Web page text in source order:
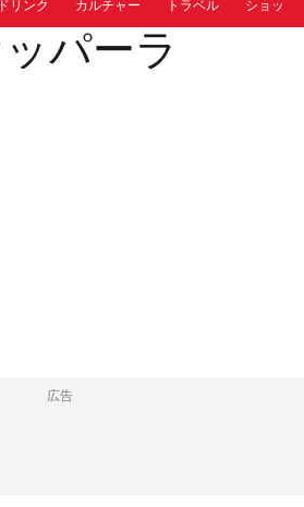
リンク カルチャー トラベル ショッピ
パーラ
広告